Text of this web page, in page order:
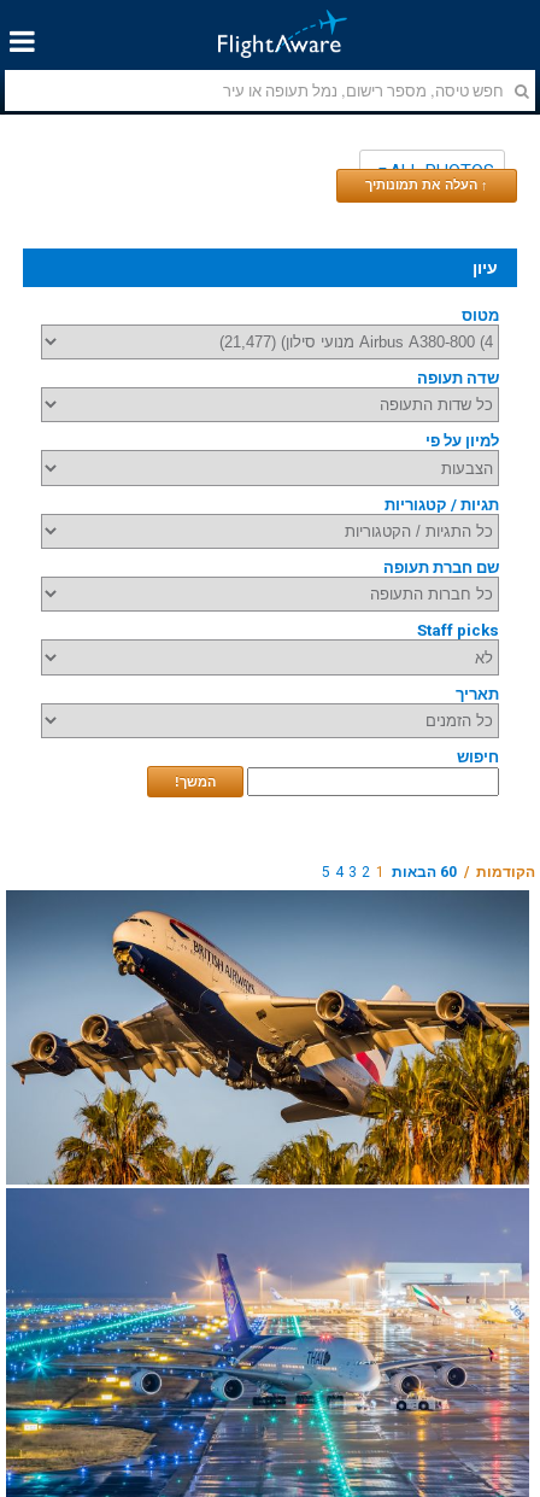
ALL PHOTOS
↑ העלה את תמונותיך
עיון
מטוס
שדה תעופה
למיון על פי
תגיות / קטגוריות
שם חברת תעופה
Staff picks
תאריך
חיפוש
המשך!
הקודמות /60 הבאות 2
3
4
5